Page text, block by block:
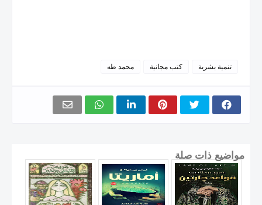
تنمية بشرية كتب مجانية محمد طه
مواضيع ذات صلة